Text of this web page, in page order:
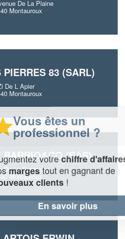
De La Plaine
Montauroux
83 (SARL)
De L Apier
Montauroux
BARRIO&CO (SAS)
De La Siagnole
Montauroux
êtes un
?
votrechiffre d'affaireset
tout en gagnant de
clients!
En savoir plus